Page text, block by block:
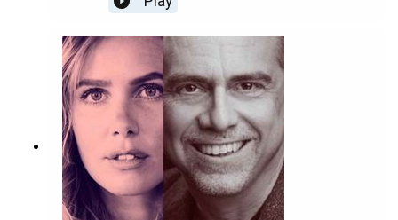
Bloomsburygruppen bland mycket annat.